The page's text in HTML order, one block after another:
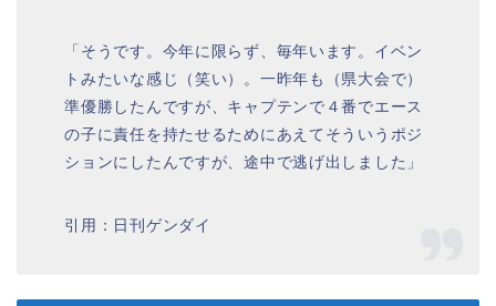
「そうです。今年に限らず、毎年います。イベン
トみたいな感じ（笑い）。一昨年も（県大会で）
準優勝したんですが、キャプテンで４番でエース
の子に責任を持たせるためにあえてそういうポジ
ションにしたんですが、途中で逃げ出しました」
引用：日刊ゲンダイ